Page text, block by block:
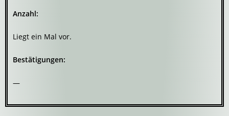
Anzahl:
Liegt ein Mal vor.
Bestätigungen:
—